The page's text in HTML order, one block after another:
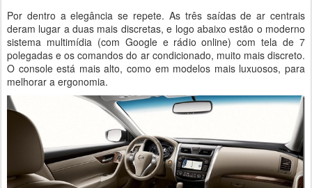
Por dentro a elegância se repete. As três saídas de ar centrais
deram lugar a duas mais discretas, e logo abaixo estão o moderno
sistema multimídia (com Google e rádio online) com tela de 7
polegadas e os comandos do ar condicionado, muito mais discreto.
O console está mais alto, como em modelos mais luxuosos, para
melhorar a ergonomia.